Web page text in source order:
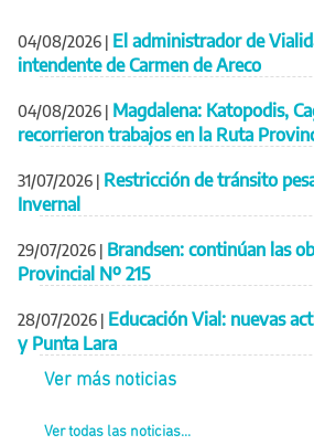
04/08/2026 | El administrador de
intendente de Carmen de Areco
04/08/2026 | Magdalena: Katopodis,
recorrieron trabajos en la Ruta
31/07/2026 | Restricción de tránsito
Invernal
29/07/2026 | Brandsen: continúan las
Provincial Nº 215
28/07/2026 | Educación Vial: nuevas
y Punta Lara
Ver más noticias
Ver todas las noticias...